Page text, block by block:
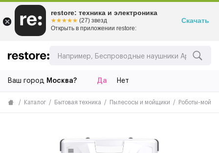
Ваш город Москва? Да Нет
Каталог Бытовая техника Пылесосы и мойщики Роботы-
restore: техника и электроника
☆☆☆☆☆
★★★★★ (27) звезд
Открыть в приложении restore:
Скачать